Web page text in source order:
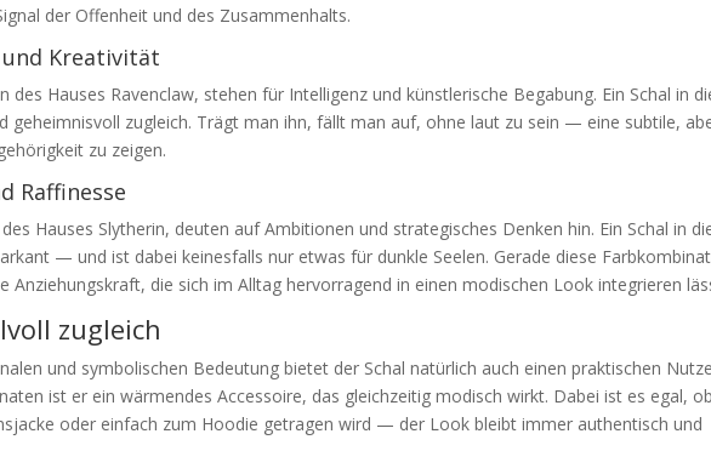
der Offenheit und des Zusammenhalts.
und Kreativität
des Hauses Ravenclaw, stehen für Intelligenz und künstlerische Begabung. Ein Schal in
geheimnisvoll zugleich. Trägt man ihn, fällt man auf, ohne laut zu sein — eine subtile,
zu zeigen.
Raffinesse
Hauses Slytherin, deuten auf Ambitionen und strategisches Denken hin. Ein Schal in
— und ist dabei keinesfalls nur etwas für dunkle Seelen. Gerade diese
Anziehungskraft, die sich im Alltag hervorragend in einen modischen Look integrieren
zugleich
und symbolischen Bedeutung bietet der Schal natürlich auch einen praktischen
ist er ein wärmendes Accessoire, das gleichzeitig modisch wirkt. Dabei ist es egal,
oder einfach zum Hoodie getragen wird — der Look bleibt immer authentisch und